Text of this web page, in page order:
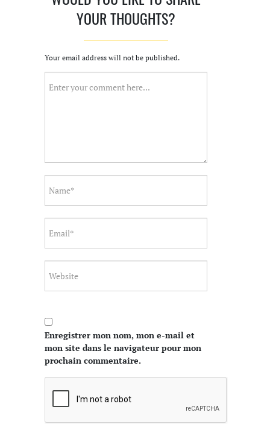
YOUR THOUGHTS?
Your email address will not be published.
Enregistrer mon nom, mon e-mail et
mon site dans le navigateur pour mon
prochain commentaire.